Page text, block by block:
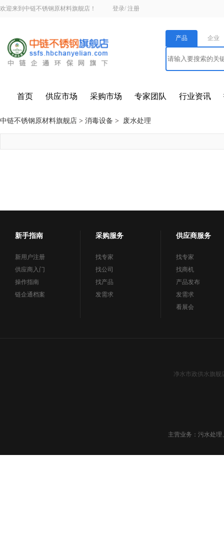
欢迎来到中链不锈钢原材料旗舰店！ 登录/ 注册
产品 企业
首页 供应市场 采购市场 专家团队 行业资讯
中链不锈钢原材料旗舰店 > 消毒设备 > 废水处理
新手指南
新用户注册
供应商入门
操作指南
链企通档案
采购服务
找专家
找公司
找产品
发需求
供应商服务
找专家
找商机
产品发布
发需求
看展会
净水市政供水旗
主营业务：污水处